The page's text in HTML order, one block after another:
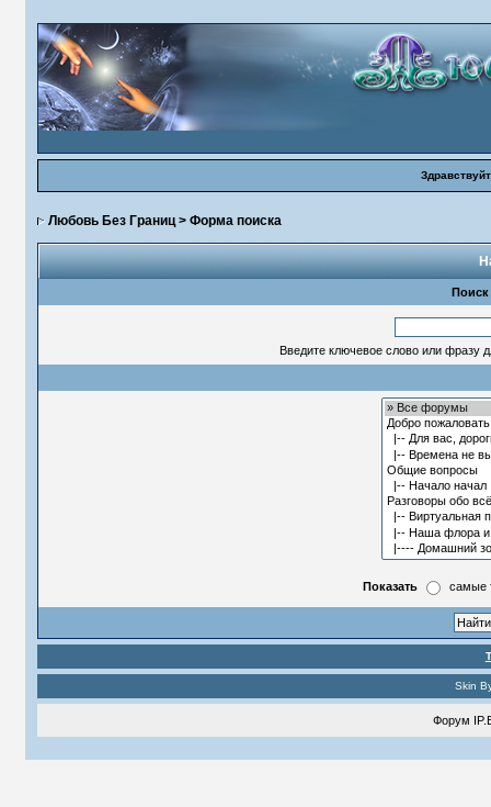
Любовь Без Границ> Форма поиска
Введите ключевое слово или фразу
Показать самые
Skin
Форум